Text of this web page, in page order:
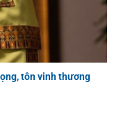
tôn vinh thương